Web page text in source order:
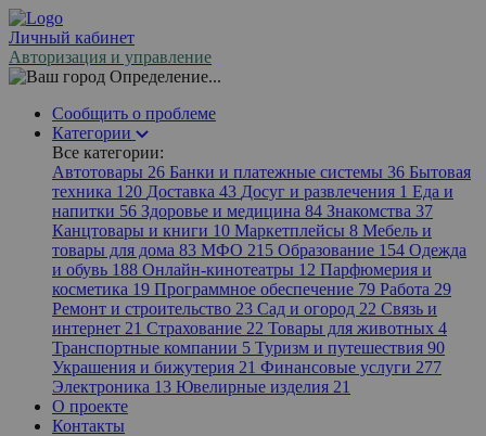
Личный кабинет
Авторизация и управление
Определение...
Сообщить о проблеме
Категории
Все категории:
Автотовары 26 Банки и платежные системы 36 Бытовая
техника 120 Доставка 43 Досуг и развлечения 1 Еда и
напитки 56 Здоровье и медицина 84 Знакомства 37
Канцтовары и книги 10 Маркетплейсы 8 Мебель и
товары для дома 83 МФО 215 Образование 154 Одежда
и обувь 188 Онлайн-кинотеатры 12 Парфюмерия и
косметика 19 Программное обеспечение 79 Работа 29
Ремонт и строительство 23 Сад и огород 22 Связь и
интернет 21 Страхование 22 Товары для животных 4
Транспортные компании 5 Туризм и путешествия 90
Украшения и бижутерия 21 Финансовые услуги 277
Электроника 13 Ювелирные изделия 21
О проекте
Контакты